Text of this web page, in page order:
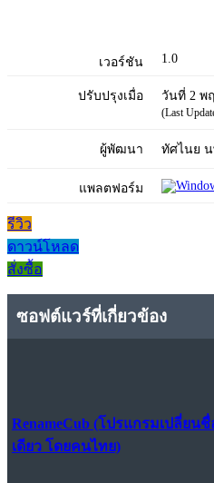
เวอร์ชัน 1.0
ปรับปรุงเมื่อ วันที่ 2 พ
(Last
ผู้พัฒนา ทัศไนย
แพลตฟอร์ม
รีวิว
ดาวน์โหลด
สั่งซื้อ
ซอฟต์แวร์ที่เกี่ยวข้อง
RenameCub (โปรแกรมเปลี่ย
เดียว โดยคนไทย)